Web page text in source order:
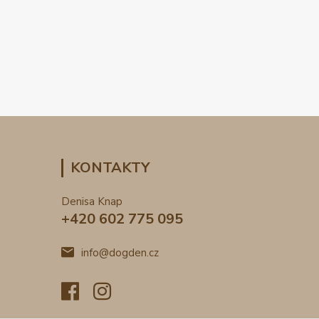
KONTAKTY
Denisa Knap
+420 602 775 095
info@dogden.cz